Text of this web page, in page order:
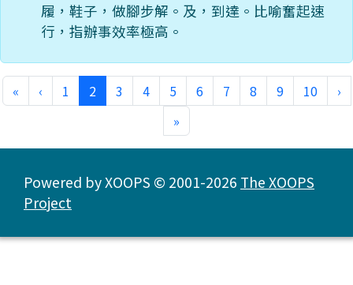
履，鞋子，做腳步解。及，到達。比喻奮起速
行，指辦事效率極高。
« ‹ 1 2(current)
3 4 5 6 7 8 9 10
›
»
Powered by XOOPS © 2001-2026 The XOOPS
Project